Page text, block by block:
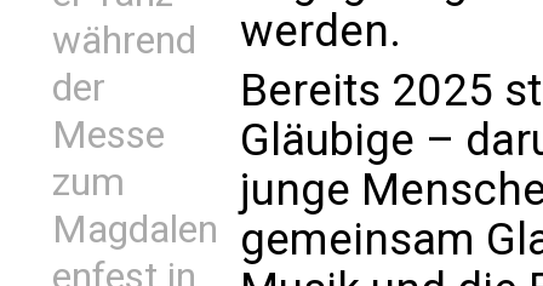
während
der
Messe
zum
Magdalen
enfest in
werden.
Bereits 2025
Gläubige –
junge
gemeinsam